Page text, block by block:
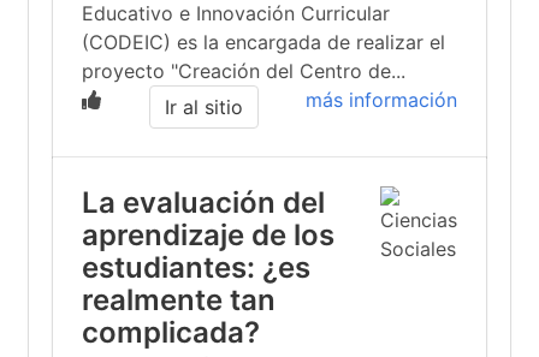
Educativo e Innovación Curricular
(CODEIC) es la encargada de realizar el
proyecto "Creación del Centro de...
más información
Ir al sitio
La evaluación del
aprendizaje de los
estudiantes: ¿es
realmente tan
complicada?